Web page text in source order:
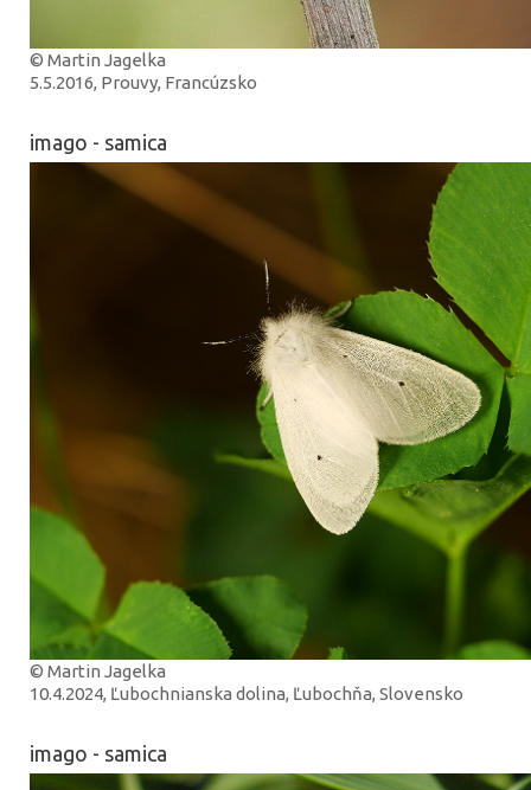
© Martin Jagelka
5.5.2016, Prouvy, Francúzsko
imago - samica
© Martin Jagelka
10.4.2024, Ľubochnianska dolina, Ľubochňa, Slovensko
imago - samica